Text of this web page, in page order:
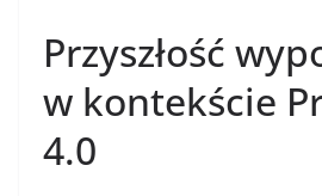
Przyszłość
w kontekście
4.0